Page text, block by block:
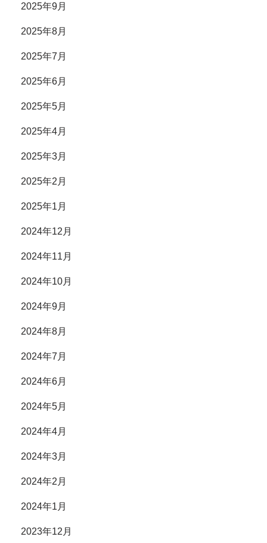
2025年9月
2025年8月
2025年7月
2025年6月
2025年5月
2025年4月
2025年3月
2025年2月
2025年1月
2024年12月
2024年11月
2024年10月
2024年9月
2024年8月
2024年7月
2024年6月
2024年5月
2024年4月
2024年3月
2024年2月
2024年1月
2023年12月